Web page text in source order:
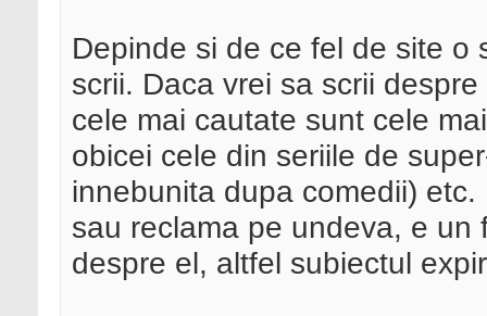
Depinde si de ce fel de site o
scrii. Daca vrei sa scrii
cele mai cautate sunt cele
obicei cele din seriile de
innebunita dupa comedii)
sau reclama pe undeva, e un
despre el, altfel subiectul